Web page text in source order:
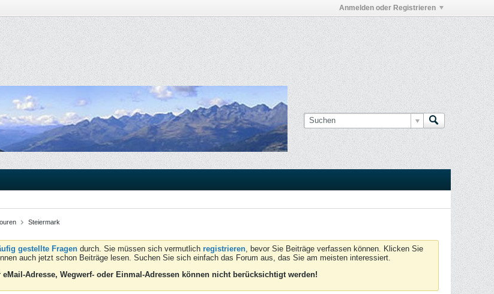
Anmelden oder Registrieren
Steiermark
gestellte Fragen durch. Sie müssen sich vermutlich registrieren, bevor Sie Beiträge verfassen können. Klicken Sie
auch jetzt schon Beiträge lesen. Suchen Sie sich einfach das Forum aus, das Sie am meisten interessiert.
Adresse, Wegwerf- oder Einmal-Adressen können nicht berücksichtigt werden!